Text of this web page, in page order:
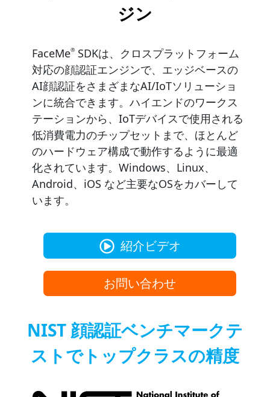
ジン
FaceMe® SDKは、クロスプラットフォーム
対応の顔認証エンジンで、エッジベースの
AI顔認証をさまざまなAI/IoTソリューショ
ンに統合できます。ハイエンドのワークス
テーションから、IoTデバイスで使用される
低消費電力のチップセットまで、ほとんど
のハードウェア構成で動作するように最適
化されています。Windows、Linux、
Android、iOS など主要なOSをカバーして
います。
紹介ビデオ
お問い合わせ
NIST 顔認証ベンチマークテ
ストでトップクラスの精度